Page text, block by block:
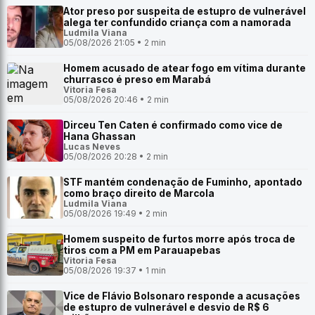
Ator preso por suspeita de estupro de vulnerável
alega ter confundido criança com a namorada
Ludmila Viana
05/08/2026 21:05 • 2 min
Homem acusado de atear fogo em vítima durante
churrasco é preso em Marabá
Vitoria Fesa
05/08/2026 20:46 • 2 min
Dirceu Ten Caten é confirmado como vice de
Hana Ghassan
Lucas Neves
05/08/2026 20:28 • 2 min
STF mantém condenação de Fuminho, apontado
como braço direito de Marcola
Ludmila Viana
05/08/2026 19:49 • 2 min
Homem suspeito de furtos morre após troca de
tiros com a PM em Parauapebas
Vitoria Fesa
05/08/2026 19:37 • 1 min
Vice de Flávio Bolsonaro responde a acusações
de estupro de vulnerável e desvio de R$ 6